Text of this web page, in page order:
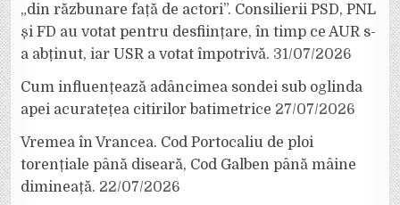
„din răzbunare față de actori”. Consilierii PSD, PNL
și FD au votat pentru desființare, în timp ce AUR s-
a abținut, iar USR a votat împotrivă. 31/07/2026
Cum influențează adâncimea sondei sub oglinda
apei acuratețea citirilor batimetrice 27/07/2026
Vremea în Vrancea. Cod Portocaliu de ploi
torențiale până diseară, Cod Galben până mâine
dimineață. 22/07/2026